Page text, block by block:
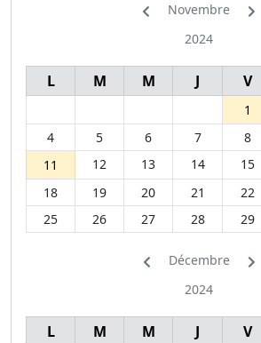
Novembre
2024
L M M J V
1
4
5 6 7 8
11
12 13 14 15
18
19 20 21 22
25
26 27 28 29
Décembre
2024
L M M J V